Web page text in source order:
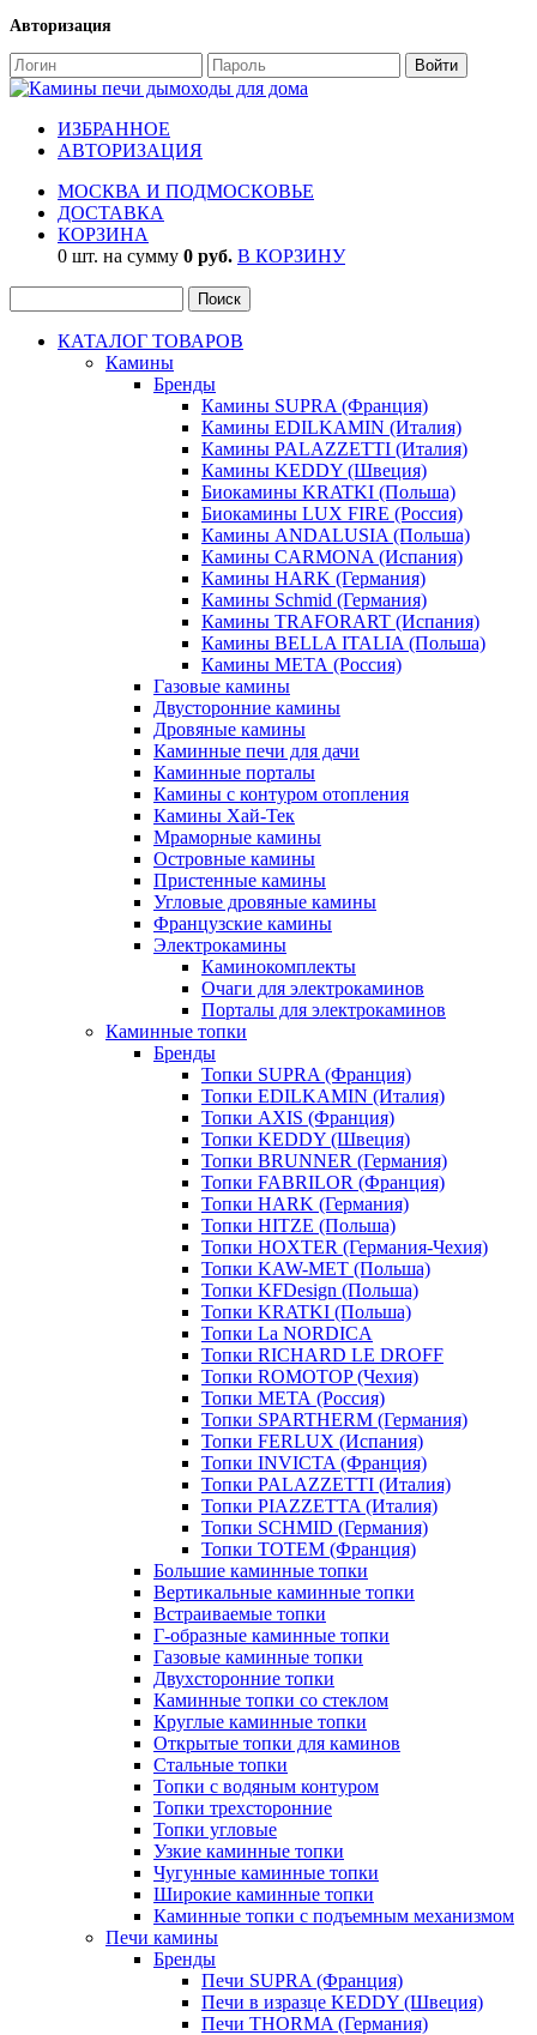
Авторизация
ИЗБРАННОЕ
АВТОРИЗАЦИЯ
МОСКВА И ПОДМОСКОВЬЕ
ДОСТАВКА
КОРЗИНА
0 шт. на сумму 0 руб. В КОРЗИНУ
КАТАЛОГ ТОВАРОВ
Камины
Бренды
Камины SUPRA (Франция)
Камины EDILKAMIN (Италия)
Камины PALAZZETTI (Италия)
Камины KEDDY (Швеция)
Биокамины KRATKI (Польша)
Биокамины LUX FIRE (Россия)
Камины ANDALUSIA (Польша)
Камины CARMONA (Испания)
Камины HARK (Германия)
Камины Schmid (Германия)
Камины TRAFORART (Испания)
Камины BELLA ITALIA (Польша)
Камины МЕТА (Россия)
Газовые камины
Двусторонние камины
Дровяные камины
Каминные печи для дачи
Каминные порталы
Камины с контуром отопления
Камины Хай-Тек
Мраморные камины
Островные камины
Пристенные камины
Угловые дровяные камины
Французские камины
Электрокамины
Каминокомплекты
Очаги для электрокаминов
Порталы для электрокаминов
Каминные топки
Бренды
Топки SUPRA (Франция)
Топки EDILKAMIN (Италия)
Топки AXIS (Франция)
Топки KEDDY (Швеция)
Топки BRUNNER (Германия)
Топки FABRILOR (Франция)
Топки HARK (Германия)
Топки HITZE (Польша)
Топки HOXTER (Германия-Чехия)
Топки KAW-MET (Польша)
Топки KFDesign (Польша)
Топки KRATKI (Польша)
Топки La NORDICA
Топки RICHARD LE DROFF
Топки ROMOTOP (Чехия)
Топки МЕТА (Россия)
Топки SPARTHERM (Германия)
Топки FERLUX (Испания)
Топки INVICTA (Франция)
Топки PALAZZETTI (Италия)
Топки PIAZZETTA (Италия)
Топки SCHMID (Германия)
Топки TOTEM (Франция)
Большие каминные топки
Вертикальные каминные топки
Встраиваемые топки
Г-образные каминные топки
Газовые каминные топки
Двухсторонние топки
Каминные топки со стеклом
Круглые каминные топки
Открытые топки для каминов
Стальные топки
Топки с водяным контуром
Топки трехсторонние
Топки угловые
Узкие каминные топки
Чугунные каминные топки
Широкие каминные топки
Каминные топки с подъемным механизмом
Печи камины
Бренды
Печи SUPRA (Франция)
Печи в изразце KEDDY (Швеция)
Печи THORMA (Германия)